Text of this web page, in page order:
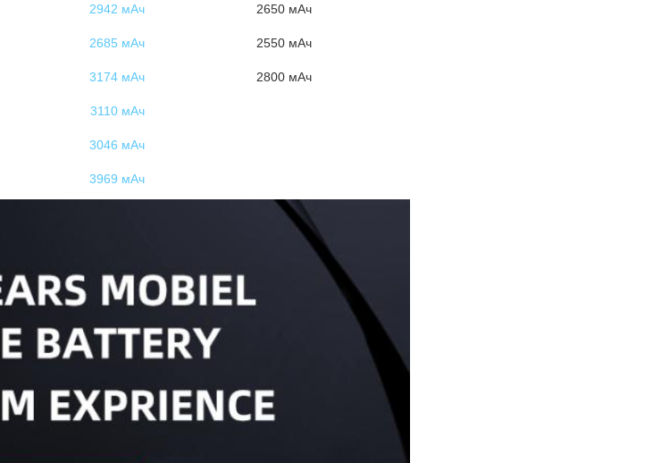
2942 мАч 2650 мАч
2685 мАч 2550 мАч
3174 мАч 2800 мАч
3110 мАч
3046 мАч
3969 мАч